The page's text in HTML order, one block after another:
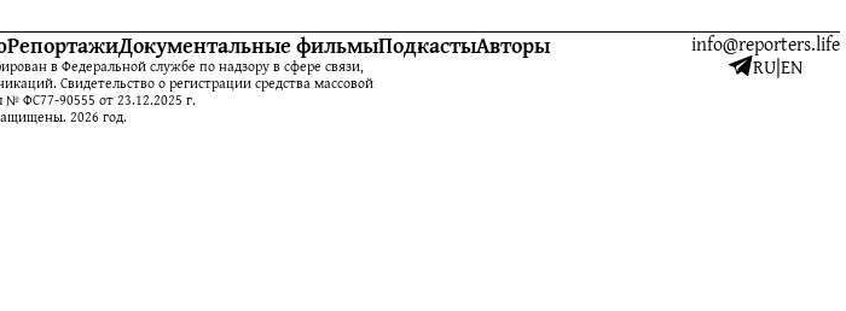
РепортажиДокументальные фильмыПодкастыАвторы
в Федеральной службе по надзору в сфере связи,
Свидетельство о регистрации средства массовой
ФС77-90555 от 23.12.2025 г.
2026 год.
info@reporters.life
RU|EN